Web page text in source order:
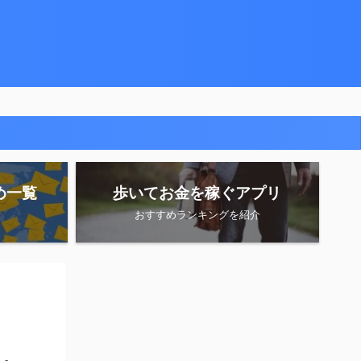
一覧 歩いてお金を稼ぐアプリ
おすすめランキングを紹介